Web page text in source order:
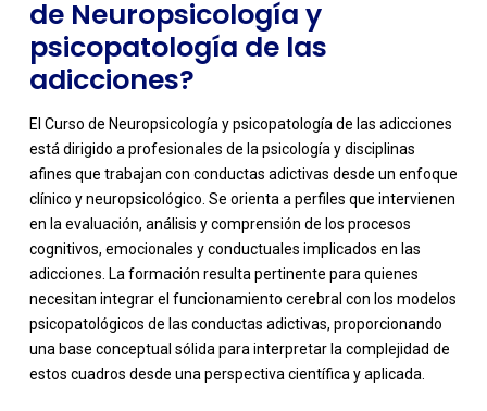
de Neuropsicología y
psicopatología de las
adicciones?
El Curso de Neuropsicología y psicopatología de las adicciones
está dirigido a profesionales de la psicología y disciplinas
afines que trabajan con conductas adictivas desde un enfoque
clínico y neuropsicológico. Se orienta a perfiles que intervienen
en la evaluación, análisis y comprensión de los procesos
cognitivos, emocionales y conductuales implicados en las
adicciones. La formación resulta pertinente para quienes
necesitan integrar el funcionamiento cerebral con los modelos
psicopatológicos de las conductas adictivas, proporcionando
una base conceptual sólida para interpretar la complejidad de
estos cuadros desde una perspectiva científica y aplicada.
-